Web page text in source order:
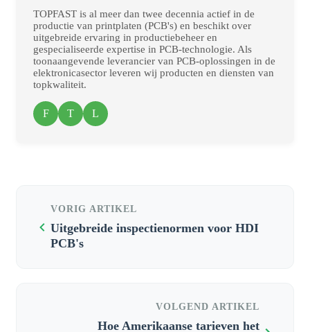
TOPFAST is al meer dan twee decennia actief in de
productie van printplaten (PCB's) en beschikt over
uitgebreide ervaring in productiebeheer en
gespecialiseerde expertise in PCB-technologie. Als
toonaangevende leverancier van PCB-oplossingen in de
elektronicasector leveren wij producten en diensten van
topkwaliteit.
F T L
VORIG ARTIKEL
Uitgebreide inspectienormen voor HDI
PCB's
VOLGEND ARTIKEL
Hoe Amerikaanse tarieven het